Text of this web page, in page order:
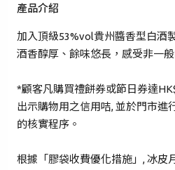
已驗證之手提電話號碼*
+852
密碼*
產品介紹
加入頂級53%vol貴州醬香型白酒
酒香醇厚、餘味悠長，感受非一
*顧客凡購買禮餅券或節日券達
出示購物用之信用咭, 並於門市進
的核實程序。
根據「膠袋收費優化措施」, 冰皮